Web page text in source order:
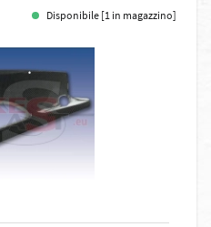
Disponibile [1 in magazzino]